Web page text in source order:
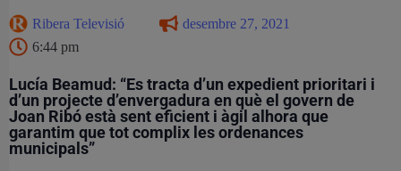
Ribera Televisió
desembre 27, 2021
6:44 pm
Lucía Beamud: “Es tracta d’un expedient prioritari i
d’un projecte d’envergadura en què el govern de
Joan Ribó està sent eficient i àgil alhora que
garantim que tot complix les ordenances
municipals”